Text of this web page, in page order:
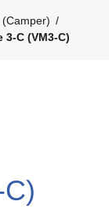
(Camper)
C (VM3-C)